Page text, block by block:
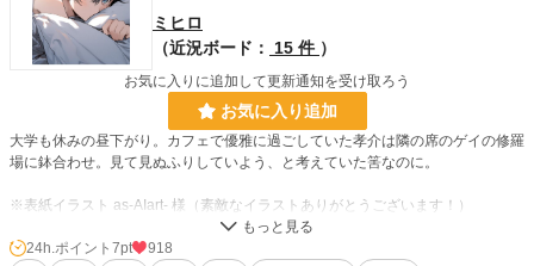
ミヒロ
（近況ボード：
15 件 ）
お気に入りに追加して更新通知を受け取ろう
お気に入り追加
大学も休みの昼下がり。カフェで優雅に過ごしていた孝介は隣の席のゲイの修羅
場に鉢合わせ。見て見ぬふりしていよう、と考えていた筈なのに。
※表紙イラスト as-AIart- 様（素敵なイラストありがとうございます！）
小説 37,989 位 / 228,840 件
24h.ポイント 7pt
918